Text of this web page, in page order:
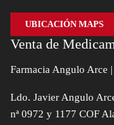
UBICACIÓN MAPS
Venta de
Farmacia Angulo Arce
Ldo. Javier Angulo
nª 0972 y 1177 COF